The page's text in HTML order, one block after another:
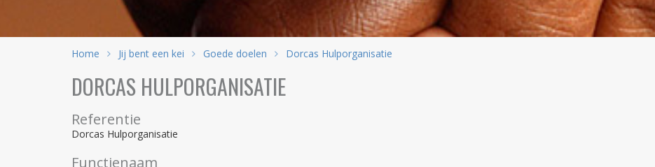
Home Jij bent een kei Goede doelen Dorcas Hulporganisatie
DORCAS HULPORGANISATIE
Referentie
Dorcas Hulporganisatie
Functienaam